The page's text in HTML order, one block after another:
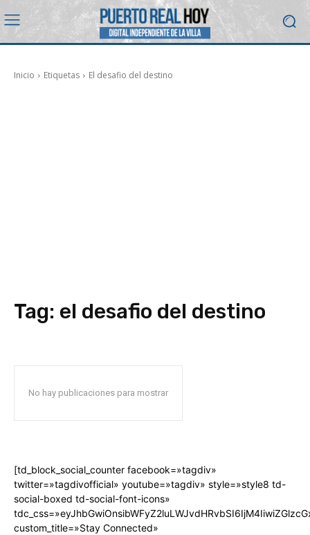
Inicio Etiquetas El desafio del destino
Tag: el desafio del destino
No hay publicaciones para mostrar
[td_block_social_counter facebook=»tagdiv»
twitter=»tagdivofficial» youtube=»tagdiv» style=»style8 td-
social-boxed td-social-font-icons»
custom_title=»Stay Connected»